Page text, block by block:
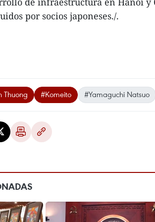
por socios japoneses./.
Thuong #Komeito #Yamaguchi Natsuo